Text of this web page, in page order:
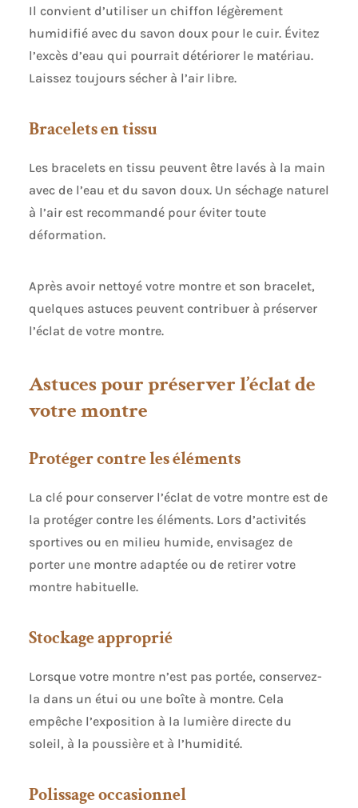
Il convient d’utiliser un chiffon légèrement
humidifié avec du savon doux pour le cuir. Évitez
l’excès d’eau qui pourrait détériorer le matériau.
Laissez toujours sécher à l’air libre.
Bracelets en tissu
Les bracelets en tissu peuvent être lavés à la main
avec de l’eau et du savon doux. Un séchage naturel
à l’air est recommandé pour éviter toute
déformation.
Après avoir nettoyé votre montre et son bracelet,
quelques astuces peuvent contribuer à préserver
l’éclat de votre montre.
Astuces pour préserver l’éclat de
votre montre
Protéger contre les éléments
La clé pour conserver l’éclat de votre montre est de
la protéger contre les éléments. Lors d’activités
sportives ou en milieu humide, envisagez de
porter une montre adaptée ou de retirer votre
montre habituelle.
Stockage approprié
Lorsque votre montre n’est pas portée, conservez-
la dans un étui ou une boîte à montre. Cela
empêche l’exposition à la lumière directe du
soleil, à la poussière et à l’humidité.
Polissage occasionnel